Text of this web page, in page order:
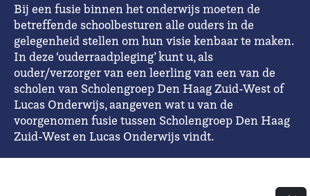
Bij een fusie binnen het onderwijs moeten de
betreffende schoolbesturen alle ouders in de
gelegenheid stellen om hun visie kenbaar te maken.
In deze ‘ouderraadpleging’ kunt u, als
ouder/verzorger van een leerling van een van de
scholen van Scholengroep Den Haag Zuid-West of
Lucas Onderwijs, aangeven wat u van de
voorgenomen fusie tussen Scholengroep Den Haag
Zuid-West en Lucas Onderwijs vindt.